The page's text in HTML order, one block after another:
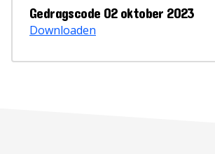
Gedragscode 02 oktober 2023
Downloaden